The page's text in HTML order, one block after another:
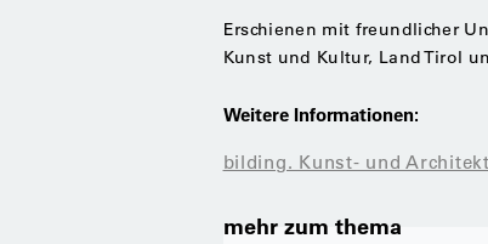
Erschienen mit freundlicher
Kunst und Kultur, Land Tirol
Weitere Informationen:
bilding. Kunst- und
mehr zum thema